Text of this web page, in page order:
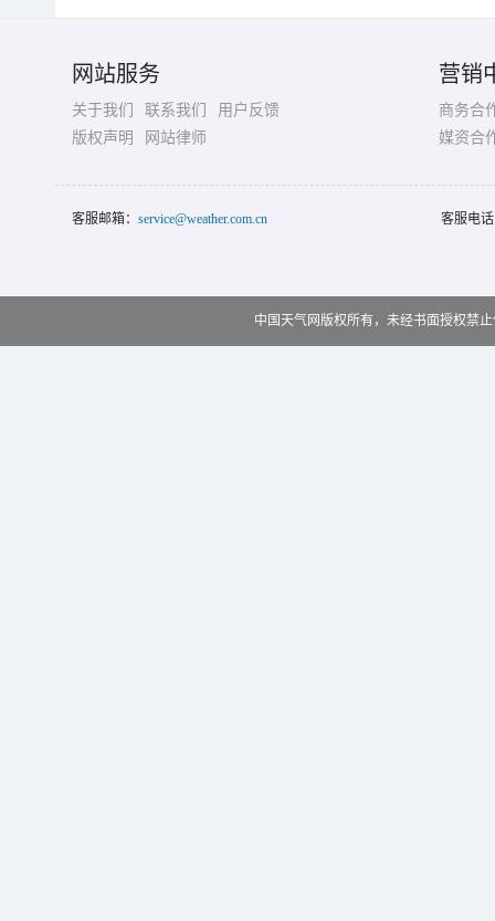
网站服务
关于我们 联系我们
用户反馈
版权声明
网站律师
营销
商务合
媒资合
客服邮箱： service@weather.com.cn 客服电
中国天气网版权所有，未经书面授权